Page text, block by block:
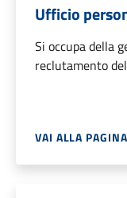
Ufficio
Si occupa della
reclutamento
VAI ALLA PAGINA